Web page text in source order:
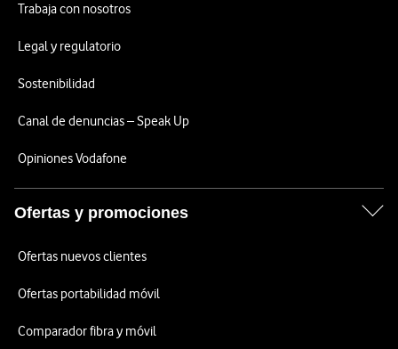
Trabaja con nosotros
Legal y regulatorio
Sostenibilidad
Canal de denuncias – Speak Up
Opiniones Vodafone
Ofertas y promociones
Ofertas nuevos clientes
Ofertas portabilidad móvil
Comparador fibra y móvil